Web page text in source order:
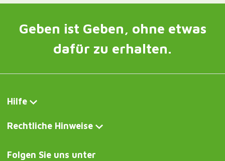
Geben ist Geben, ohne etwas
dafür zu erhalten.
Hilfe
Rechtliche Hinweise
Folgen Sie uns unter